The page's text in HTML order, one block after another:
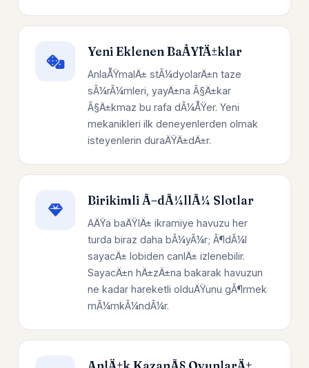
Yeni Eklenen BaÅŸlÄ±klar
AnlaÅŸmalÄ± stÃ¼dyolarÄ±n taze
sÃ¼rÃ¼mleri, yayÄ±na Ã§Ä±kar
Ã§Ä±kmaz bu rafa dÃ¼ÅŸer. Yeni
mekanikleri ilk deneyenlerden olmak
isteyenlerin duraÄŸÄ±dÄ±r.
Birikimli Ã–dÃ¼llÃ¼ Slotlar
AÄŸa baÄŸlÄ± ikramiye havuzu her
turda biraz daha bÃ¼yÃ¼r; Ã¶dÃ¼l
sayacÄ± lobiden canlÄ± izlenebilir.
SayacÄ±n hÄ±zÄ±na bakarak havuzun
ne kadar hareketli olduÄŸunu gÃ¶rmek
mÃ¼mkÃ¼ndÃ¼r.